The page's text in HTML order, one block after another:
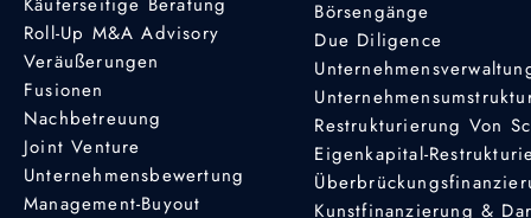
Roll-Up M&A Advisory
Veräußerungen
Fusionen
Nachbetreuung
Joint Venture
Unternehmensbewertung
Management-Buyout
Börsengänge
Due Diligence
Restrukturierung Von
Eigenkapital-
Kunstfinanzierung &